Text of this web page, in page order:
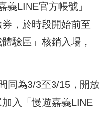
義LINE官方帳號」
，於時段開始前至
驗區」核銷入場，
同為3/3至3/15，開放
入「慢遊嘉義LINE